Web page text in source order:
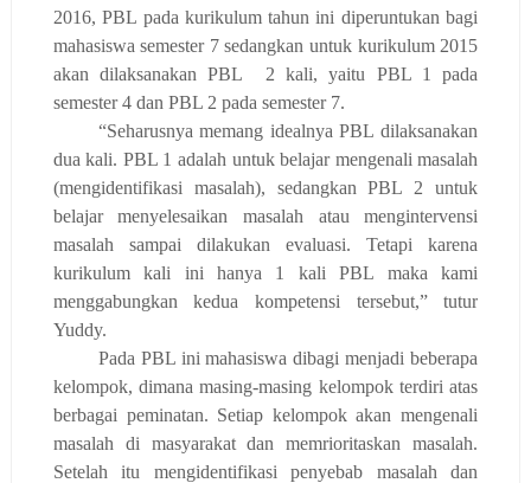
2016, PBL pada kurikulum tahun ini diperuntukan bagi
mahasiswa semester 7 sedangkan untuk kurikulum 2015
akan dilaksanakan PBL 2 kali, yaitu PBL 1 pada
semester 4 dan PBL 2 pada semester 7.
“Seharusnya memang idealnya PBLdilaksanakan
dua kali. PBL 1 adalah untuk belajar mengenali masalah
(mengidentifikasi masalah), sedangkan PBL 2 untuk
belajar menyelesaikan masalah atau mengintervensi
masalah sampai dilakukan evaluasi. Tetapi karena
kurikulum kali ini hanya 1 kali PBL maka kami
menggabungkan kedua kompetensi tersebut,” tutur
Yuddy.
Pada PBL ini mahasiswa dibagi menjadi beberapa
kelompok, dimana masing-masing kelompok terdiri atas
berbagai peminatan. Setiap kelompokakan mengenali
masalah di masyarakatdan memrioritaskan masalah.
Setelah itu mengidentifikasipenyebab masalahdan